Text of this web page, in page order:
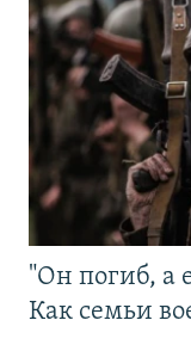
"Он погиб, а
Как семьи